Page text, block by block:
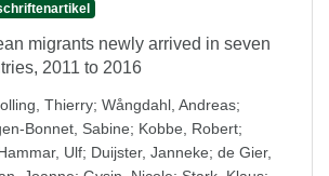
migrants newly arrived in seven
2011 to 2016
Thierry; Wångdahl, Andreas;
Bonnet, Sabine; Kobbe, Robert;
Ulf; Duijster, Janneke; de Gier,